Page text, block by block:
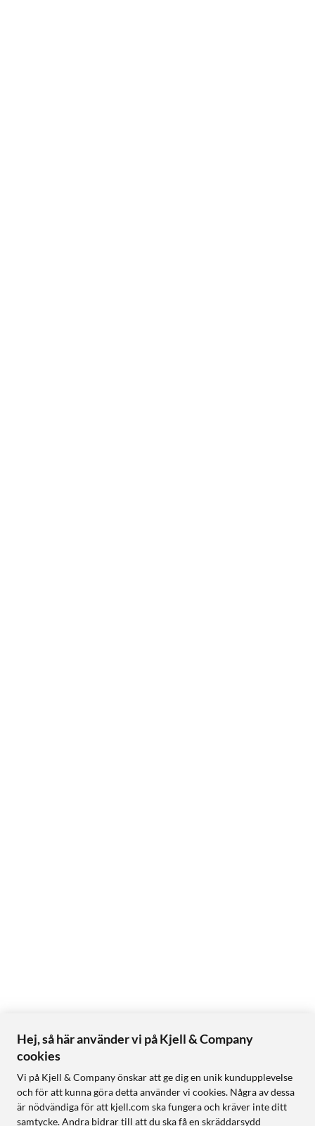
Hej, så här använder vi på Kjell & Company
cookies
Vi på Kjell & Company önskar att ge dig en unik kundupplevelse
och för att kunna göra detta använder vi cookies. Några av dessa
är nödvändiga för att kjell.com ska fungera och kräver inte ditt
samtycke. Andra bidrar till att du ska få en skräddarsydd